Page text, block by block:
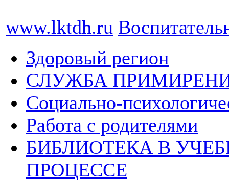
www.lktdh.ru
Здоровый регион
СЛУЖБА
Социально-
Работа с родителями
БИБЛИОТЕКА В
ПРОЦЕССЕ